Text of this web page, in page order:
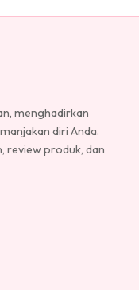
menghadirkan
diri Anda.
review produk, dan